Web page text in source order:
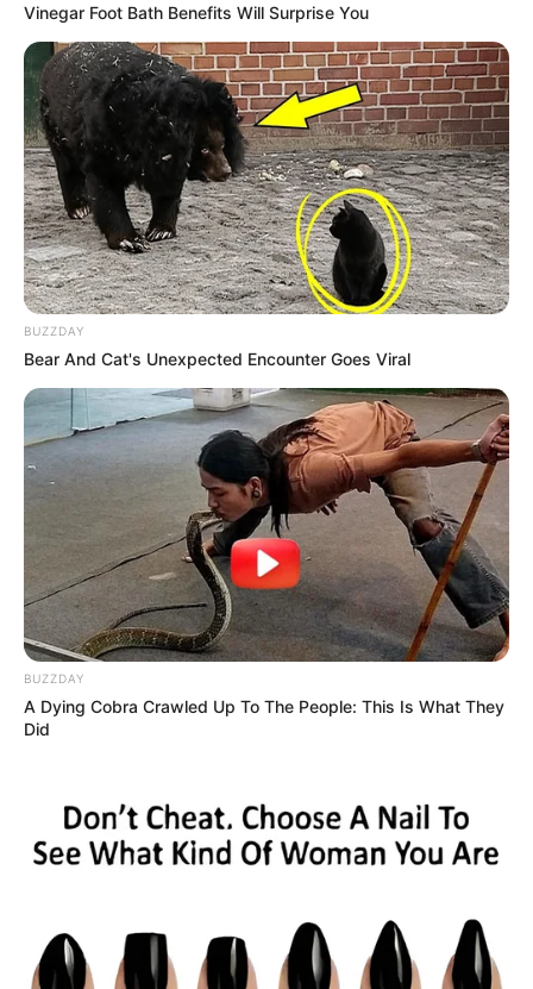
institucionais, participar de audiências públicas, pressionar
comissões legislativas e dialogar com a sociedade.
A visibilidade das pautas depende da capacidade de comunicação
e da persistência dos agentes envolvidos.A unificação das
demandas fortalece o discurso e amplia o impacto político. A
hora é agora, e o momento exige coragem e organização.
✳️Pagamentos da categoria via PIX ganham força.
🔍 A hora de agir é agora
buscando valorização profissional, a mobilização nacional se torna
urgente e necessária.
Vinegar Foot Bath Benefits Will Surprise You
BUZZDAY
Bear And Cat's Unexpected Encounter Goes Viral
BUZZDAY
A Dying Cobra Crawled Up To The People: This Is What They
Did